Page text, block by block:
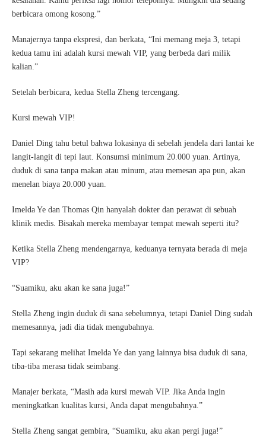
berbicara omong kosong.”
Manajernya tanpa ekspresi, dan berkata, “Ini memang meja 3, tetapi
kedua tamu ini adalah kursi mewah VIP, yang berbeda dari milik
kalian.”
Setelah berbicara, kedua Stella Zheng tercengang.
Kursi mewah VIP!
Daniel Ding tahu betul bahwa lokasinya di sebelah jendela dari lantai ke
langit-langit di tepi laut. Konsumsi minimum 20.000 yuan. Artinya,
duduk di sana tanpa makan atau minum, atau memesan apa pun, akan
menelan biaya 20.000 yuan.
Imelda Ye dan Thomas Qin hanyalah dokter dan perawat di sebuah
klinik medis. Bisakah mereka membayar tempat mewah seperti itu?
Ketika Stella Zheng mendengarnya, keduanya ternyata berada di meja
VIP?
“Suamiku, aku akan ke sana juga!”
Stella Zheng ingin duduk di sana sebelumnya, tetapi Daniel Ding sudah
memesannya, jadi dia tidak mengubahnya.
Tapi sekarang melihat Imelda Ye dan yang lainnya bisa duduk di sana,
tiba-tiba merasa tidak seimbang.
Manajer berkata, “Masih ada kursi mewah VIP. Jika Anda ingin
meningkatkan kualitas kursi, Anda dapat mengubahnya.”
Stella Zheng sangat gembira, “Suamiku, aku akan pergi juga!”